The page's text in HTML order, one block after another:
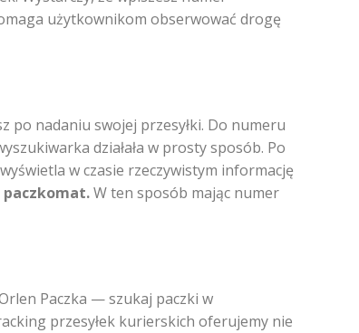
użytkownikom obserwować drogę
po nadaniu swojej przesyłki. Do numeru
działała w prosty sposób. Po
w czasie rzeczywistym informację
paczkomat.W ten sposób mając numer
Paczka — szukaj paczki w
przesyłek kurierskich oferujemy nie